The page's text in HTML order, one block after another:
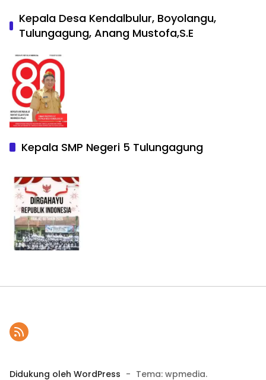
Kepala Desa Kendalbulur, Boyolangu,
Tulungagung, Anang Mustofa,S.E
Kepala SMP Negeri 5 Tulungagung
Didukung oleh WordPress - Tema: wpmedia.